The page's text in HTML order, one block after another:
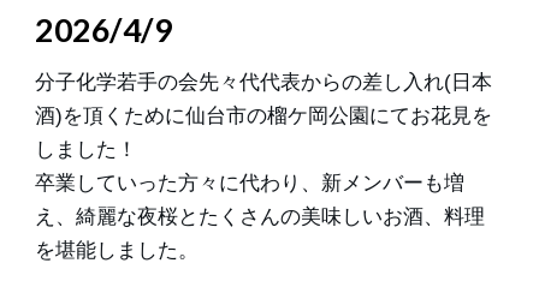
2026/4/9
分子化学若手の会先々代代表からの差し入れ(日本
酒)を頂くために仙台市の榴ケ岡公園にてお花見を
しました！
卒業していった方々に代わり、新メンバーも増
え、綺麗な夜桜とたくさんの美味しいお酒、料理
を堪能しました。